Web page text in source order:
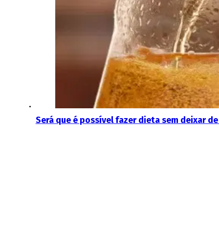
Será que é possível fazer dieta sem deixar